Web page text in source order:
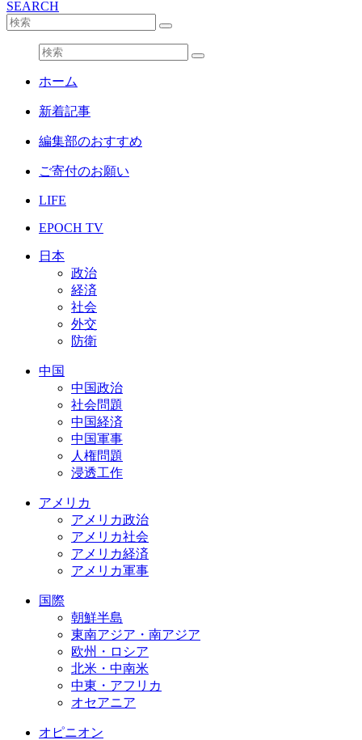
SEARCH
ホーム
新着記事
編集部のおすすめ
ご寄付のお願い
LIFE
EPOCH TV
日本
政治
経済
社会
外交
防衛
中国
中国政治
社会問題
中国経済
中国軍事
人権問題
浸透工作
アメリカ
アメリカ政治
アメリカ社会
アメリカ経済
アメリカ軍事
国際
朝鮮半島
東南アジア・南アジア
欧州・ロシア
北米・中南米
中東・アフリカ
オセアニア
オピニオン